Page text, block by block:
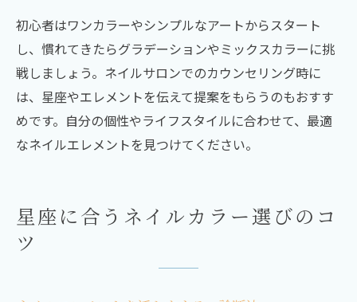
初心者はワンカラーやシンプルなアートからスタート
し、慣れてきたらグラデーションやミックスカラーに挑
戦しましょう。ネイルサロンでのカウンセリング時に
は、星座やエレメントを伝えて提案をもらうのもおすす
めです。自分の個性やライフスタイルに合わせて、最適
なネイルエレメントを見つけてください。
星座に合うネイルカラー選びのコ
ツ